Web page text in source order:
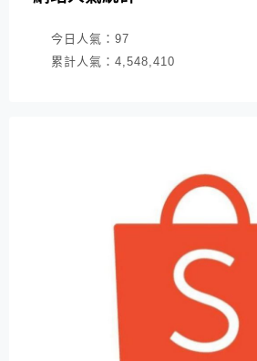
今日人氣： 97
累計人氣： 4,548,410